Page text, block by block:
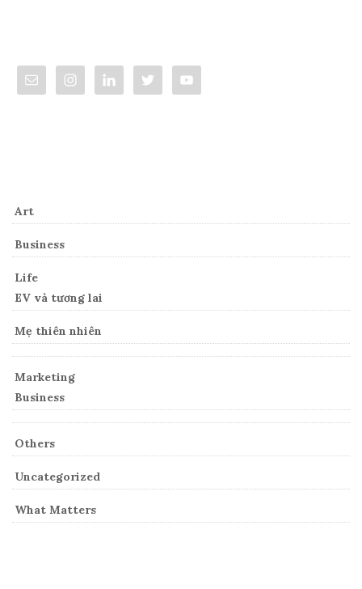
Art
Business
Life
EV và tương lai
Mẹ thiên nhiên
Marketing
Business
Others
Uncategorized
What Matters